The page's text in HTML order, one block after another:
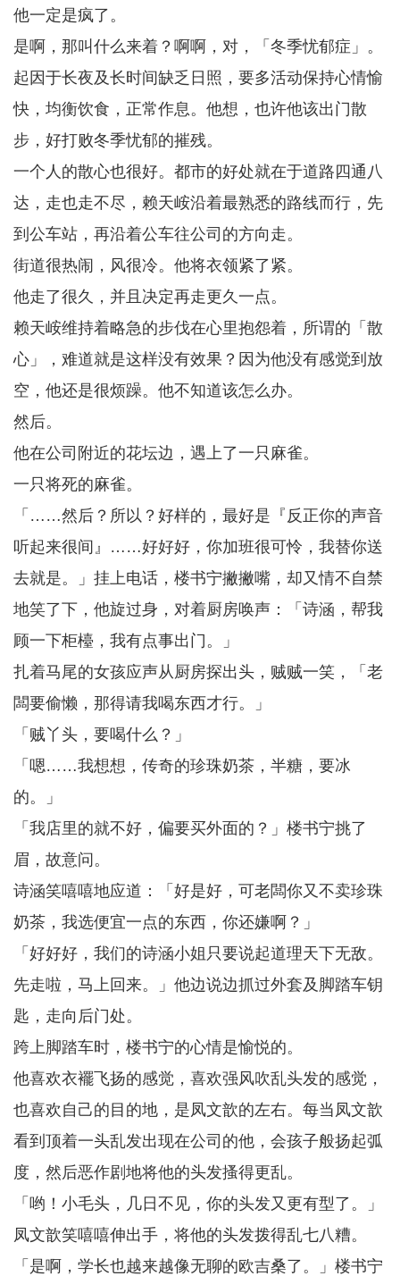
他一定是疯了。
是啊，那叫什么来着？啊啊，对，「冬季忧郁症」。
起因于长夜及长时间缺乏日照，要多活动保持心情愉
快，均衡饮食，正常作息。他想，也许他该出门散
步，好打败冬季忧郁的摧残。
一个人的散心也很好。都市的好处就在于道路四通八
达，走也走不尽，赖天峖沿着最熟悉的路线而行，先
到公车站，再沿着公车往公司的方向走。
街道很热闹，风很冷。他将衣领紧了紧。
他走了很久，并且决定再走更久一点。
赖天峖维持着略急的步伐在心里抱怨着，所谓的「散
心」，难道就是这样没有效果？因为他没有感觉到放
空，他还是很烦躁。他不知道该怎么办。
然后。
他在公司附近的花坛边，遇上了一只麻雀。
一只将死的麻雀。
「……然后？所以？好样的，最好是『反正你的声音
听起来很间』……好好好，你加班很可怜，我替你送
去就是。」挂上电话，楼书宁撇撇嘴，却又情不自禁
地笑了下，他旋过身，对着厨房唤声：「诗涵，帮我
顾一下柜檯，我有点事出门。」
扎着马尾的女孩应声从厨房探出头，贼贼一笑，「老
闆要偷懒，那得请我喝东西才行。」
「贼丫头，要喝什么？」
「嗯……我想想，传奇的珍珠奶茶，半糖，要冰
的。」
「我店里的就不好，偏要买外面的？」楼书宁挑了
眉，故意问。
诗涵笑嘻嘻地应道：「好是好，可老闆你又不卖珍珠
奶茶，我选便宜一点的东西，你还嫌啊？」
「好好好，我们的诗涵小姐只要说起道理天下无敌。
先走啦，马上回来。」他边说边抓过外套及脚踏车钥
匙，走向后门处。
跨上脚踏车时，楼书宁的心情是愉悦的。
他喜欢衣襬飞扬的感觉，喜欢强风吹乱头发的感觉，
也喜欢自己的目的地，是凤文歆的左右。每当凤文歆
看到顶着一头乱发出现在公司的他，会孩子般扬起弧
度，然后恶作剧地将他的头发搔得更乱。
「哟！小毛头，几日不见，你的头发又更有型了。」
凤文歆笑嘻嘻伸出手，将他的头发拨得乱七八糟。
「是啊，学长也越来越像无聊的欧吉桑了。」楼书宁